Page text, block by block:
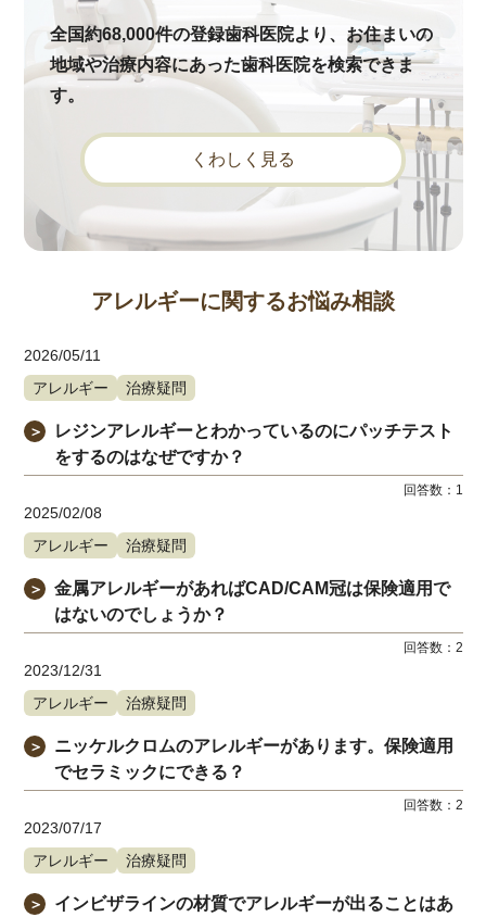
全国約68,000件の登録歯科医院より、お住まいの
地域や治療内容にあった歯科医院を検索できま
す。
くわしく見る
アレルギーに関するお悩み相談
2026/05/11
アレルギー
治療疑問
＞
レジンアレルギーとわかっているのにパッチテスト
をするのはなぜですか？
回答数： 1
2025/02/08
アレルギー
治療疑問
＞
金属アレルギーがあればCAD/CAM冠は保険適用で
はないのでしょうか？
回答数： 2
2023/12/31
アレルギー
治療疑問
＞
ニッケルクロムのアレルギーがあります。保険適用
でセラミックにできる？
回答数： 2
2023/07/17
アレルギー
治療疑問
＞
インビザラインの材質でアレルギーが出ることはあ